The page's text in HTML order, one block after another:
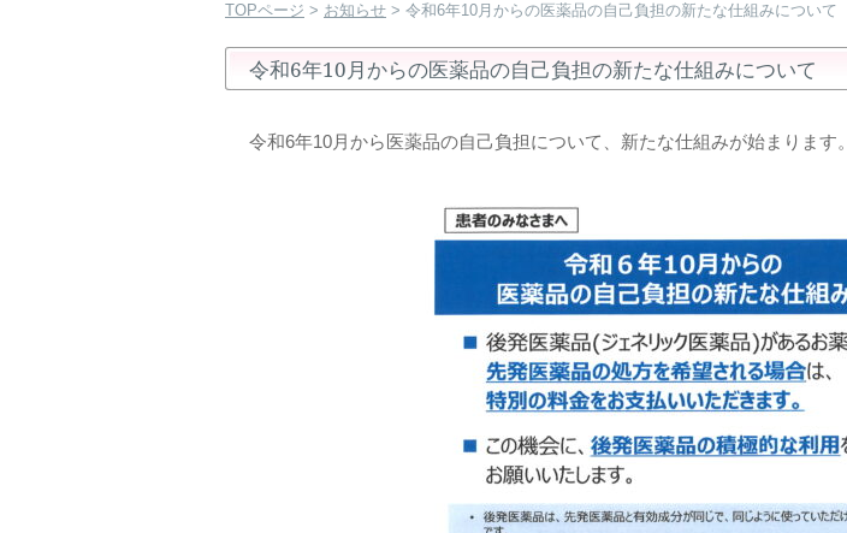
TOPページ > お知らせ > 令和6年10月からの医薬品の自己負担の新たな仕組みについて
令和6年10月からの医薬品の自己負担の新たな仕組みについて
令和6年10月から医薬品の自己負担について、新たな仕組みが始まります。